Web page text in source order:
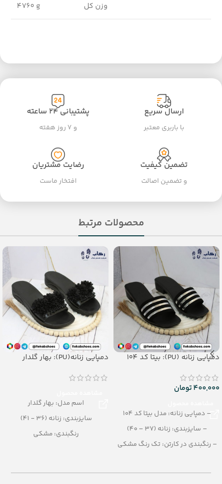
وزن کل 4760 g
ارسال سریع
با باربری معتبر
پشتیبانی ۲۴ ساعته
و ۷ روز هفته
تضمین کیفیت
و تضمین اصالت
رضایت مشتریان
افتخار ماست
محصولات مرتبط
دمپایی زنانه (PU): بیتا کد 104
400,000تومان
– دمپایی زنانه: مدل بیتا کد 104
– سایزبندی: زنانه (37 – 40)
– رنگبندی در کارتن: تک رنگ مشکی
– جنس: PU
دمپایی زنانه(PU): بهار گلدار
اسم مدل: بهار گلدار
سایزبندی: زنانه (36 - 41)
رنگبندی: مشکی